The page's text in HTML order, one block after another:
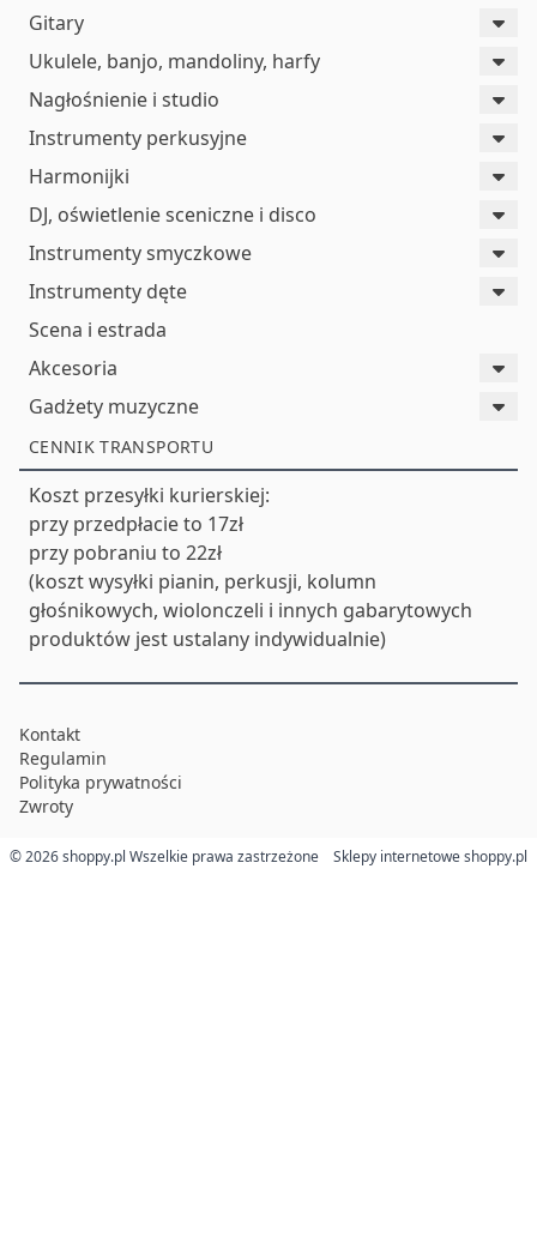
Gitary
Ukulele, banjo, mandoliny, harfy
Nagłośnienie i studio
Instrumenty perkusyjne
Harmonijki
DJ, oświetlenie sceniczne i disco
Instrumenty smyczkowe
Instrumenty dęte
Scena i estrada
Akcesoria
Gadżety muzyczne
CENNIK TRANSPORTU
Koszt przesyłki kurierskiej:
przy przedpłacie to 17zł
przy pobraniu to 22zł
(koszt wysyłki pianin, perkusji, kolumn
głośnikowych, wiolonczeli i innych gabarytowych
produktów jest ustalany indywidualnie)
Kontakt
Regulamin
Polityka prywatności
Zwroty
© 2026 shoppy.pl Wszelkie prawa zastrzeżone Sklepy internetowe shoppy.pl